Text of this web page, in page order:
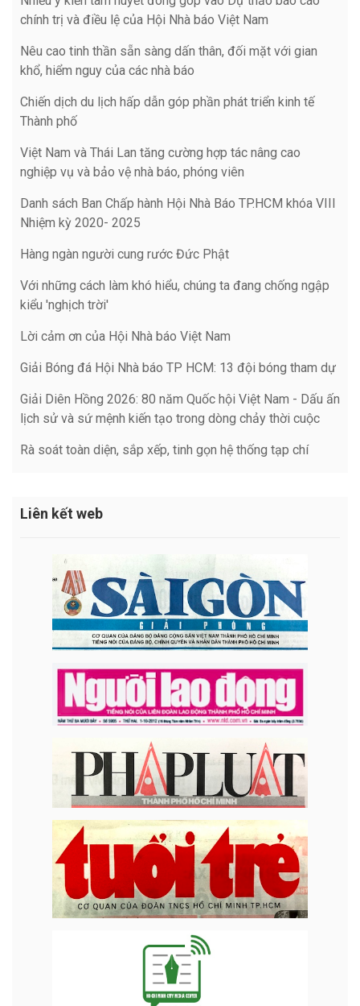
chính trị và điều lệ của Hội Nhà báo Việt Nam
Nêu cao tinh thần sẵn sàng dấn thân, đối mặt với gian
khổ, hiểm nguy của các nhà báo
Chiến dịch du lịch hấp dẫn góp phần phát triển kinh tế
Thành phố
Việt Nam và Thái Lan tăng cường hợp tác nâng cao
nghiệp vụ và bảo vệ nhà báo, phóng viên
Danh sách Ban Chấp hành Hội Nhà Báo TP.HCM khóa VIII
Nhiệm kỳ 2020- 2025
Hàng ngàn người cung rước Đức Phật
Với những cách làm khó hiểu, chúng ta đang chống ngập
kiểu 'nghịch trời'
Lời cảm ơn của Hội Nhà báo Việt Nam
Giải Bóng đá Hội Nhà báo TP HCM: 13 đội bóng tham dự
Giải Diên Hồng 2026: 80 năm Quốc hội Việt Nam - Dấu ấn
lịch sử và sứ mệnh kiến tạo trong dòng chảy thời cuộc
Rà soát toàn diện, sắp xếp, tinh gọn hệ thống tạp chí
Liên kết web